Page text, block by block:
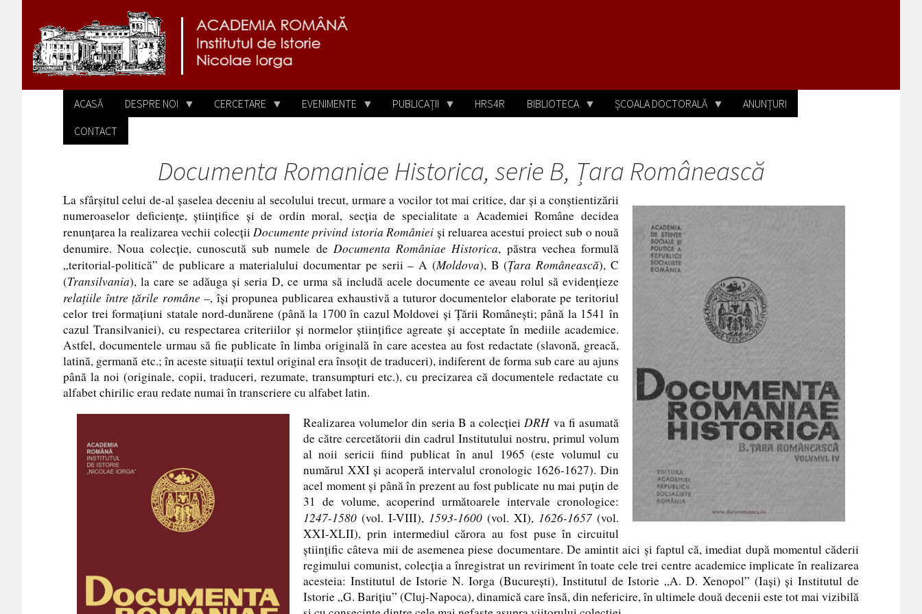
ACASĂ DESPRE NOI CERCETARE EVENIMENTE PUBLICAȚII HRS4R BIBLIOTECA ȘCOALA DOCTORALĂ
ANUNȚURI
CONTACT
Documenta Romaniae Historica, serie B, Țara Românească
La sfârşitul celui de-al şaselea deceniu al secolului trecut, urmare a vocilor tot mai critice, dar şi a conştientizării
numeroaselor deficienţe, ştiinţifice şi de ordin moral, secţia de specialitate a Academiei Române decidea
renunţarea la realizarea vechii colecţii Documente privind istoria României şi reluarea acestui proiect sub o nouă
denumire. Noua colecţie, cunoscută sub numele de Documenta Româniae Historica, păstra vechea formulă
„teritorial-politică” de publicare a materialului documentar pe serii – A (Moldova), B (Ţara Românească),C
(Transilvania), la care se adăuga şi seriaD, ce urma să includă acele documente ce aveau rolul să evidenţieze
relaţiile între ţările române –, îşi propunea publicarea exhaustivă a tuturor documentelor elaborate pe teritoriul
celor trei formaţiuni statale nord-dunărene (până la 1700 în cazul Moldovei şi Ţării Româneşti; până la 1541 în
cazul Transilvaniei), cu respectarea criteriilor şi normelor ştiinţifice agreate şi acceptate în mediile academice.
Astfel, documentele urmau să fie publicate în limba originală în care acestea au fost redactate (slavonă, greacă,
latină, germană etc.; în aceste situaţii textul original era însoţit de traduceri), indiferent de forma sub care au ajuns
până la noi (originale, copii, traduceri, rezumate, transumpturi etc.), cu precizarea că documentele redactate cu
alfabet chirilic erau redate numai în transcriere cu alfabet latin.
Realizarea volumelor din seria B a colecţiei DRH va fi asumată
de către cercetătorii din cadrul Institutului nostru, primul volum
al noii sericii fiind publicat în anul 1965 (este volumul cu
numărul XXI şi acoperă intervalul cronologic 1626-1627). Din
acel moment şi până în prezent au fost publicate nu mai puţin de
31 de volume, acoperind următoarele intervale cronologice:
1247-1580 (vol. I-VIII), 1593-1600 (vol. XI), 1626-1657(vol.
XXI-XLII), prin intermediul cărora au fost puse în circuitul
ştiinţific câteva mii de asemenea piese documentare. De amintit aici şi faptul că, imediat după momentul căderii
regimului comunist, colecţia a înregistrat un reviriment în toate cele trei centre academice implicate în realizarea
acesteia: Institutul de Istorie N. Iorga (Bucureşti), Institutul de Istorie „A. D. Xenopol” (Iaşi) şi Institutul de
Istorie „G. Bariţiu” (Cluj-Napoca), dinamică care însă, din nefericire, în ultimele două decenii este tot mai vizibilă